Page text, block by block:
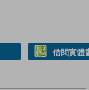
借閱實體